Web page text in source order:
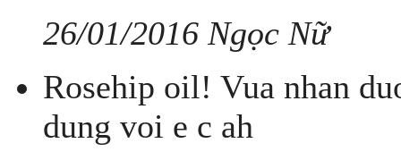
26/01/2016 Ngọc Nữ
Rosehip oil! Vua nhan
dung voi e c ah